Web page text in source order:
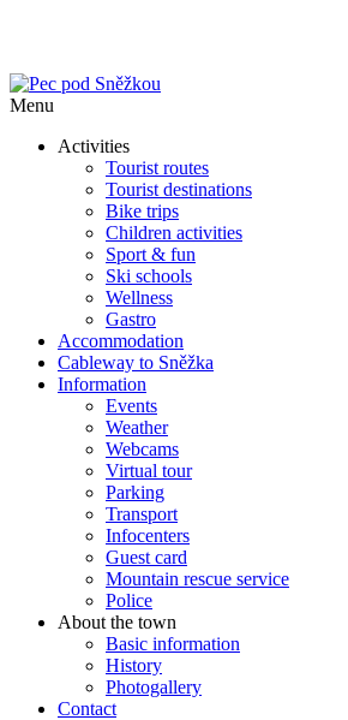
Menu
Activities
Tourist routes
Tourist destinations
Bike trips
Children activities
Sport & fun
Ski schools
Wellness
Gastro
Accommodation
Cableway to Sněžka
Information
Events
Weather
Webcams
Virtual tour
Parking
Transport
Infocenters
Guest card
Mountain rescue service
Police
About the town
Basic information
History
Photogallery
Contact